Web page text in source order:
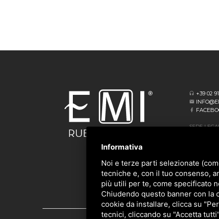
+39 02
SEDE
SEDE
VIA
20873
Informativa
Noi e terze parti selezionate
tecniche e, con il tuo consenso,
più utili per te, come specificato
Chiudendo questo banner con la
cookie da installare, clicca su
tecnici, cliccando su "Accetta